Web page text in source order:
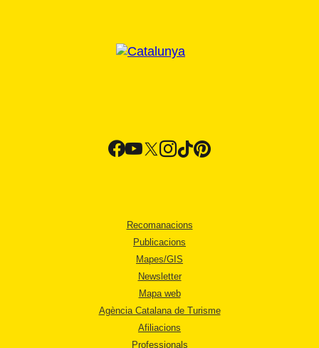
Recomanacions
Publicacions
Mapes/GIS
Newsletter
Mapa web
Agència Catalana de Turisme
Afiliacions
Professionals